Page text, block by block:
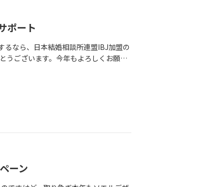
お会いした30代女性会員様はもとも
がそれは愛らしく、女性の私も思わ
を引き寄せるのではないでしょうか♪
ポート
るなら、日本結婚相談所連盟IBJ加盟の
うございます。今年もよろしくお願い
いのかわかりますか？まずは何よ
な人が振り向いてくれる。結婚相手
ーン